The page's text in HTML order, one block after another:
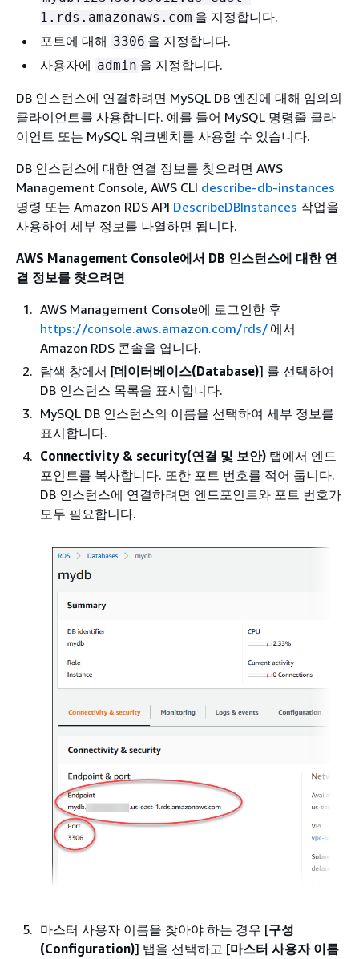
1.rds.amazonaws.com 을 지정합니다.
포트에 대해 3306 을 지정합니다.
사용자에 admin 을 지정합니다.
DB 인스턴스에 연결하려면 MySQL DB 엔진에 대해 임의의
클라이언트를 사용합니다. 예를 들어 MySQL 명령줄 클라
이언트 또는 MySQL 워크벤치를 사용할 수 있습니다.
DB 인스턴스에 대한 연결 정보를 찾으려면 AWS
Management Console, AWS CLI describe-db-instances
명령 또는 Amazon RDS API DescribeDBInstances 작업을
사용하여 세부 정보를 나열하면 됩니다.
AWS Management Console에서 DB 인스턴스에 대한 연
결 정보를 찾으려면
AWS Management Console에 로그인한 후
https://console.aws.amazon.com/rds/에서
Amazon RDS 콘솔을 엽니다.
탐색 창에서 [데이터베이스(Database)] 를 선택하여
DB 인스턴스 목록을 표시합니다.
MySQL DB 인스턴스의 이름을 선택하여 세부 정보를
표시합니다.
Connectivity & security(연결 및 보안) 탭에서 엔드
포인트를 복사합니다. 또한 포트 번호를 적어 둡니다.
DB 인스턴스에 연결하려면 엔드포인트와 포트 번호가
모두 필요합니다.
마스터 사용자 이름을 찾아야 하는 경우 [구성
(Configuration)] 탭을 선택하고 [마스터 사용자 이름